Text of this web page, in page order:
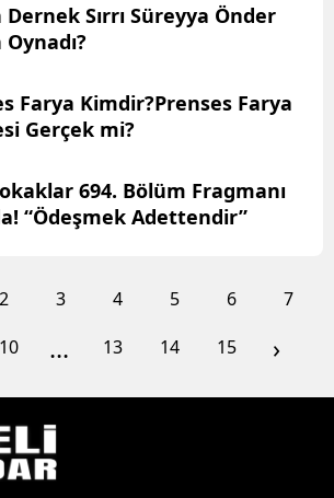
Sırrı Süreyya Önder
Farya Kimdir?Prenses Farya
Gerçek mi?
694. Bölüm Fragmanı
“Ödeşmek Adettendir”
2 3 4 5 6
7
10 ... 13 14 15 ›